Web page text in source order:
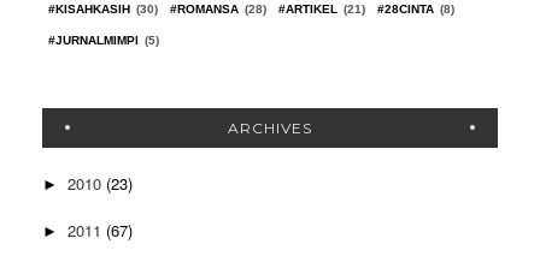
#KISAHKASIH (30) #ROMANSA (28) #ARTIKEL (21) #28CINTA (8)
#JURNALMIMPI (5)
ARCHIVES
► 2010 (23)
► 2011 (67)